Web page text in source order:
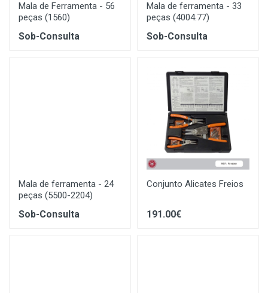
Mala de Ferramenta - 56
peças (1560)
Sob-Consulta
Mala de ferramenta - 33
peças (4004.77)
Sob-Consulta
Mala de ferramenta - 24
peças (5500-2204)
Sob-Consulta
Conjunto Alicates Freios
191.00€